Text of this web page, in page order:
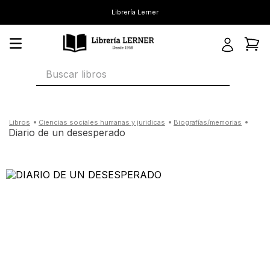
Librería Lerner
Buscar libros
ciencias sociales humanas y juridicas biografías/memorias
diario de un desesperado